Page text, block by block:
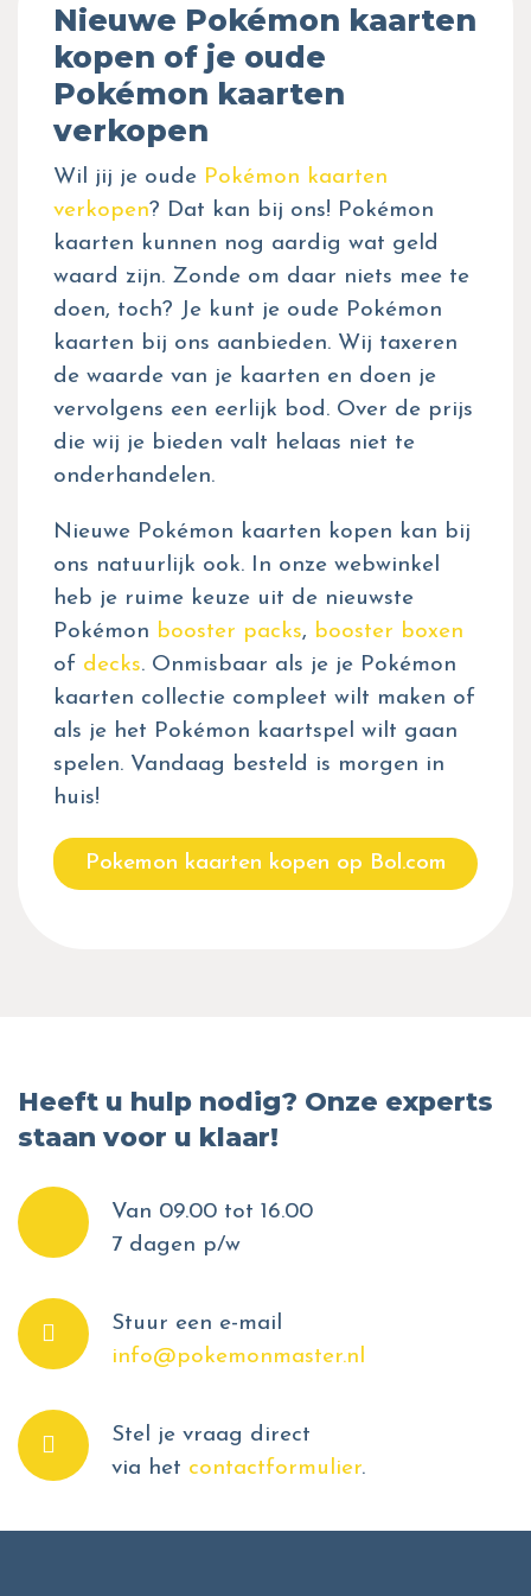
Nieuwe Pokémon kaarten
kopen of je oude
Pokémon kaarten
verkopen
Wil jij je oude Pokémon kaarten
verkopen? Dat kan bij ons! Pokémon
kaarten kunnen nog aardig wat geld
waard zijn. Zonde om daar niets mee te
doen, toch? Je kunt je oude Pokémon
kaarten bij ons aanbieden. Wij taxeren
de waarde van je kaarten en doen je
vervolgens een eerlijk bod. Over de prijs
die wij je bieden valt helaas niet te
onderhandelen.
Nieuwe Pokémon kaarten kopen kan bij
ons natuurlijk ook. In onze webwinkel
heb je ruime keuze uit de nieuwste
Pokémon booster packs, booster boxen
of decks. Onmisbaar als je je Pokémon
kaarten collectie compleet wilt maken of
als je het Pokémon kaartspel wilt gaan
spelen. Vandaag besteld is morgen in
huis!
Pokemon kaarten kopen op Bol.com
Heeft u hulp nodig? Onze experts
staan voor u klaar!
Van 09.00 tot 16.00
7 dagen p/w
Stuur een e-mail
info@pokemonmaster.nl
Stel je vraag direct
via het contactformulier.